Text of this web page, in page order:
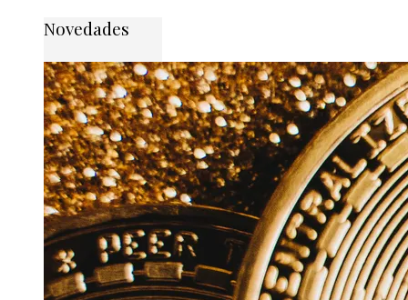
Novedades